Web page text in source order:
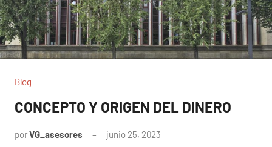
Blog
CONCEPTO Y ORIGEN DEL DINERO
porVG_asesores junio 25, 2023